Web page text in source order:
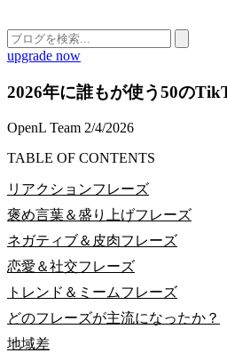
upgrade now
2026年に誰もが使う50の
OpenL Team 2/4/2026
TABLE OF CONTENTS
リアクションフレーズ
褒め言葉＆盛り上げフレーズ
ネガティブ＆皮肉フレーズ
恋愛＆社交フレーズ
トレンド＆ミームフレーズ
どのフレーズが主流になったか？
地域差